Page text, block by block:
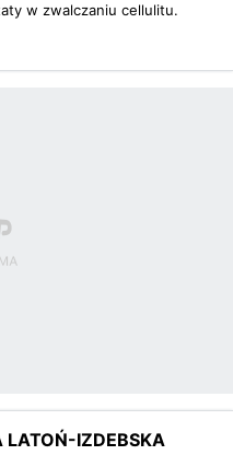
w zwalczaniu cellulitu.
LATOŃ-IZDEBSKA